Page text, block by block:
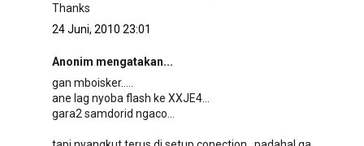
Thanks
24 Juni, 2010 23:01
Anonim mengatakan...
gan mboisker.....
ane lag nyoba flash ke XXJE4...
gara2 samdorid ngaco...